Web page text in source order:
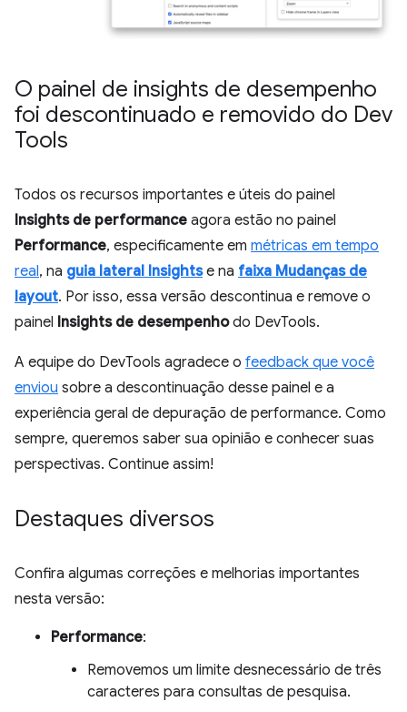
O painel de insights de desempenho
foi descontinuado e removido do Dev
Tools
Todos os recursos importantes e úteis do painel
Insights de performance agora estão no painel
Performance, especificamente em métricas em tempo
real, na guia lateral Insightse na faixa Mudanças de
layout. Por isso, essa versão descontinua e remove o
painel Insights de desempenhodo DevTools.
A equipe do DevTools agradece o feedback que você
enviou sobre a descontinuação desse painel e a
experiência geral de depuração de performance. Como
sempre, queremos saber sua opinião e conhecer suas
perspectivas. Continue assim!
Destaques diversos
Confira algumas correções e melhorias importantes
nesta versão:
Performance:
Removemos um limite desnecessário de três
caracteres para consultas de pesquisa.